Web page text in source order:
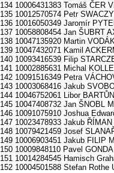
134 10006431383 Tomáš ČER
135 10012570574 Petr
136 10016050349 Jaromír
137 10058808454 Jan ŠUBRT
138 10047135920 Martin
139 10047432071 Kamil
140 10093416539 Filip
141 10002885631 Michal
142 10091516349 Petra
143 10003068416 Jakub
144 10046752061 Libor
145 10047408732 Jan ŠNOBL
146 10091075910 Joshua
147 10023478933 Jakub
148 10079421459 Josef
149 10006903451 Jakub FILIP
150 10009848110 Pavel
151 10014284545 Hamisch
152 10004501588 Stefan Rothe